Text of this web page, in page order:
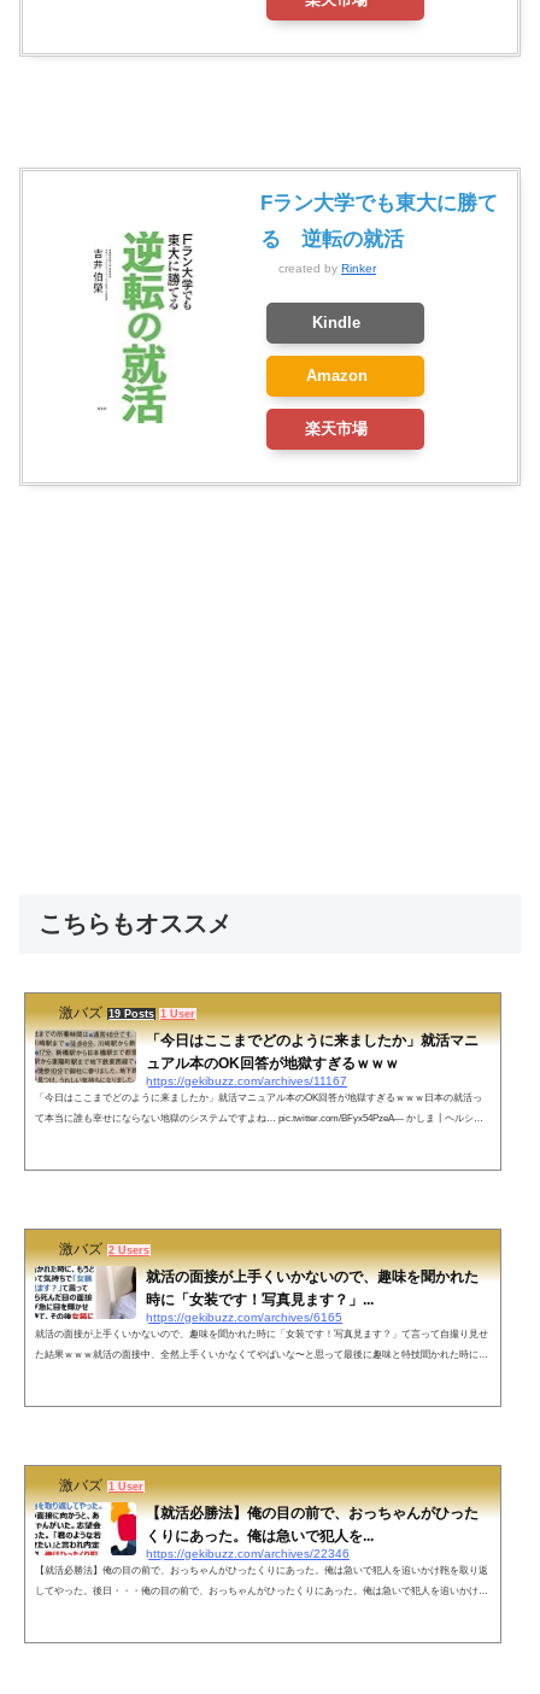
Fラン大学でも東大に勝て
る 逆転の就活
created by Rinker
Kindle
Amazon
楽天市場
こちらもオススメ
激バズ 19 Posts 1 User
「今日はここまでどのように来ましたか」就活マニ
ュアル本のOK回答が地獄すぎるｗｗｗ
https://gekibuzz.com/archives/11167
「今日はここまでどのように来ましたか」就活マニュアル本のOK回答が地獄すぎるｗｗｗ日本の就活っ
て本当に誰も幸せにならない地獄のシステムですよね… pic.twitter.com/BFyx54PzeA— かしま┃ヘルシー
激バズ 2 Users
就活の面接が上手くいかないので、趣味を聞かれた
時に「女装です！写真見ます？」...
https://gekibuzz.com/archives/6165
就活の面接が上手くいかないので、趣味を聞かれた時に「女装です！写真見ます？」て言って自撮り見せ
た結果ｗｗｗ就活の面接中、全然上手くいかなくてやばいな〜と思って最後に趣味と特技聞かれた時に、
激バズ 1 User
【就活必勝法】俺の目の前で、おっちゃんがひった
くりにあった。俺は急いで犯人を...
https://gekibuzz.com/archives/22346
【就活必勝法】俺の目の前で、おっちゃんがひったくりにあった。俺は急いで犯人を追いかけ鞄を取り返
してやった。後日・・・俺の目の前で、おっちゃんがひったくりにあった。俺は急いで犯人を追いかけ鞄